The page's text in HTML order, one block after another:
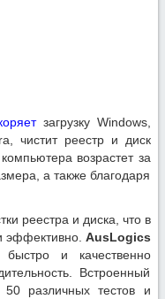
загрузку Windows,
чистит реестр и диск
возрастет за
а также благодаря
реестра и диска, что в
эффективно. AusLogics
и качественно
Встроенный
различных тестов и